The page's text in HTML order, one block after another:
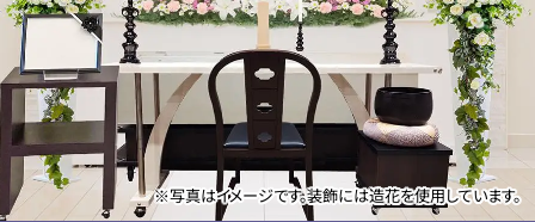
※写真はイメージです。装飾には造花を使用しています。